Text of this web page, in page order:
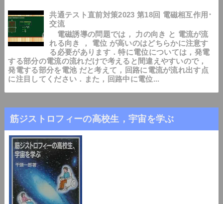
共通テスト直前対策2023 第18回 電磁相互作用･
交流
電磁誘導の問題では， 力の向き と 電流が流
れる向き ， 電位 が高いのはどちらかに注意す
る必要があります．特に電位については，発電
する部分の電流の流れだけで考えると間違えやすいので，
発電する部分を電池 だと考えて，回路に電流が流れ出す点
に注目してください．また，回路中に電位...
筋ジストロフィーの高校生，宇宙を学ぶ